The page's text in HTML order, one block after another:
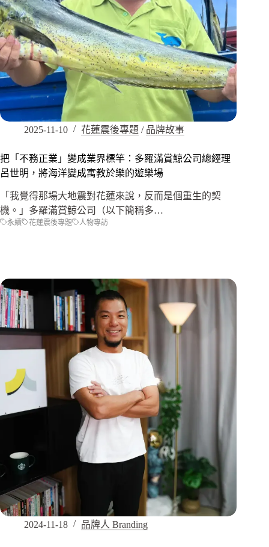
2025-11-10 花蓮震後專題 / 品牌故事
把「不務正業」變成業界標竿：多羅滿賞鯨公司總經理
呂世明，將海洋變成寓教於樂的遊樂場
「我覺得那場大地震對花蓮來說，反而是個重生的契
機。」多羅滿賞鯨公司（以下簡稱多…
永續 花蓮震後專題 人物專訪
2024-11-18 品牌人 Branding